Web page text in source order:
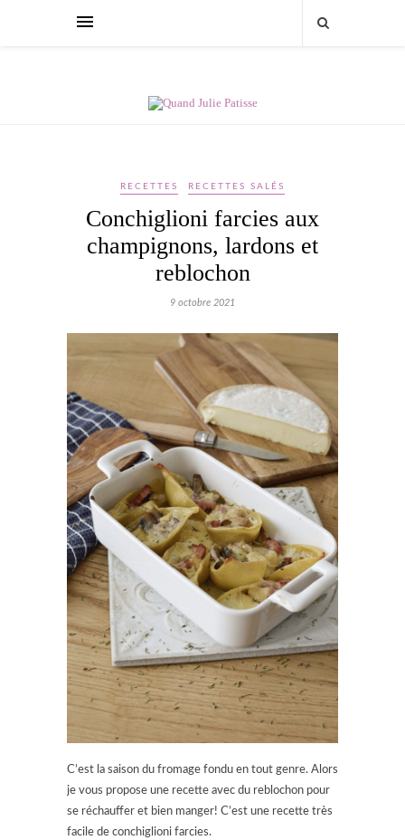
RECETTES RECETTES SALÉS
Conchiglioni farcies aux
champignons, lardons et
reblochon
9 octobre 2021
C’est la saison du fromage fondu en tout genre. Alors
je vous propose une recette avec du reblochon pour
se réchauffer et bien manger! C’est une recette très
facile de conchiglioni farcies.